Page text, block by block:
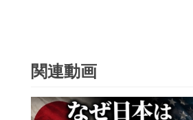
関連動画